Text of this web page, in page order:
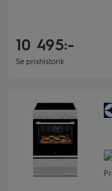
10 495:-
Se prishistorik